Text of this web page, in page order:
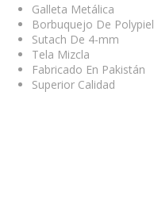
Galleta Metálica
Borbuquejo De Polypiel
Sutach De 4-mm
Tela Mizcla
Fabricado En Pakistán
Superior Calidad